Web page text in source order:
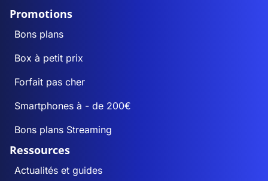
Promotions
Bons plans
Box à petit prix
Forfait pas cher
Smartphones à - de 200€
Bons plans Streaming
Ressources
Actualités et guides